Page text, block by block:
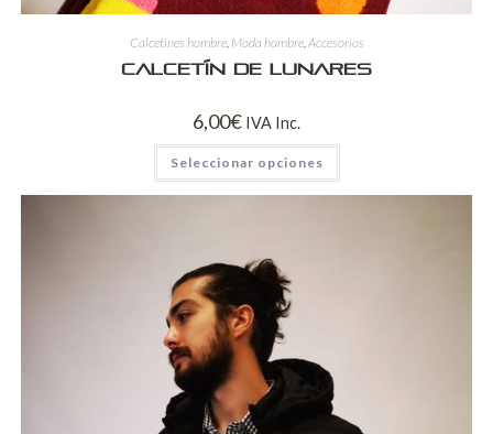
Calcetines hombre, Moda hombre, Accesorios
Calcetín de lunares
6,00€ IVA Inc.
Seleccionar opciones